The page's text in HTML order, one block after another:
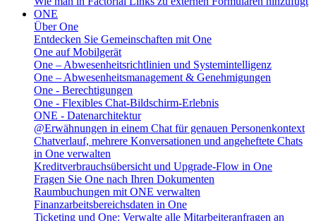
ONE
Über One
Entdecken Sie Gemeinschaften mit One
One auf Mobilgerät
One – Abwesenheitsrichtlinien und Systemintelligenz
One – Abwesenheitsmanagement & Genehmigungen
One - Berechtigungen
One - Flexibles Chat-Bildschirm-Erlebnis
ONE - Datenarchitektur
@Erwähnungen in einem Chat für genauen Personenkontext
Chatverlauf, mehrere Konversationen und angeheftete Chats
in One verwalten
Kreditverbrauchsübersicht und Upgrade-Flow in One
Fragen Sie One nach Ihren Dokumenten
Raumbuchungen mit ONE verwalten
Finanzarbeitsbereichsdaten in One
Ticketing und One: Verwalte alle Mitarbeiteranfragen an